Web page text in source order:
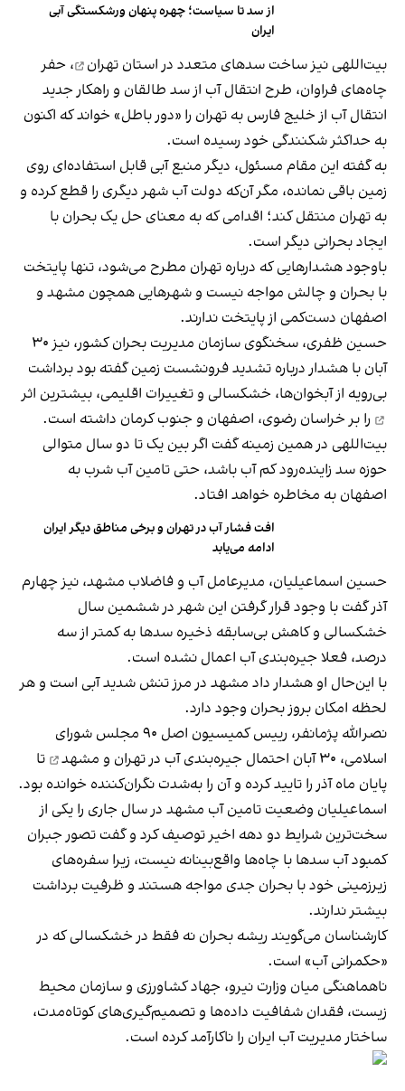
از سد تا سیاست؛ چهره پنهان ورشکستگی آبی
ایران
بیت‌اللهی نیز ساخت سدهای متعدد دراستان تهران
، حفر
چاه‌های فراوان، طرح انتقال آب از سد طالقان و راهکار جدید
انتقال آب از خلیج فارس به تهران را «دور باطل» خواند که اکنون
به حداکثر شکنندگی خود رسیده است.
به گفته این مقام مسئول، دیگر منبع آبی قابل استفاده‌ای روی
زمین باقی نمانده، مگر آن‌که دولت آب شهر دیگری را قطع کرده و
به تهران منتقل کند؛ اقدامی که به معنای حل یک بحران با
ایجاد بحرانی دیگر است.
باوجود هشدارهایی که درباره تهران مطرح می‌شود، تنها پایتخت
با بحران و چالش مواجه نیست و شهرهایی همچون مشهد و
اصفهان دست‌کمی از پایتخت ندارند.
حسین ظفری، سخنگوی سازمان مدیریت بحران کشور، نیز ۳۰
آبان با هشدار درباره تشدید فرونشست زمین گفته بود برداشت
بی‌رویه از آبخوان‌ها، خشکسالی و تغییرات اقلیمی، بیشترین اثر
را بر خراسان رضوی، اصفهان و جنوب کرمان داشته است.
بیت‌اللهی در همین زمینه گفت اگر بین یک تا دو سال متوالی
حوزه سد زاینده‌رود کم آب باشد، حتی تامین آب شرب به
اصفهان به مخاطره خواهد افتاد.
افت فشار آب در تهران و برخی مناطق دیگر ایران
ادامه می‌یابد
حسین اسماعیلیان، مدیرعامل آب و فاضلاب مشهد، نیز چهارم
آذر گفت با وجود قرار گرفتن این شهر در ششمین سال
خشکسالی و کاهش بی‌سابقه ذخیره سدها به کمتر از سه
درصد، فعلا جیره‌بندی آب اعمال نشده است.
با این‌حال او هشدار داد مشهد در مرز تنش شدید آبی است و هر
لحظه امکان بروز بحران وجود دارد.
نصرالله پژمانفر، رییس کمیسیون اصل ۹۰ مجلس شورای
اسلامی، ۳۰ آبان
احتمال جیره‌بندی آب در تهران و مشهد
تا
پایان ماه آذر را تایید کرده و آن را به‌شدت نگران‌کننده خوانده بود.
اسماعیلیان وضعیت تامین آب مشهد در سال جاری را یکی از
سخت‌ترین شرایط دو دهه اخیر توصیف کرد و گفت تصور جبران
کمبود آب سدها با چاه‌ها واقع‌بینانه نیست، زیرا سفره‌های
زیرزمینی خود با بحران جدی مواجه هستند و ظرفیت برداشت
بیشتر ندارند.
کارشناسان می‌گویند ریشه بحران نه فقط در خشکسالی که در
«حکمرانی آب» است.
ناهماهنگی میان وزارت نیرو، جهاد کشاورزی و سازمان محیط
زیست، فقدان شفافیت داده‌ها و تصمیم‌گیری‌های کوتاه‌مدت،
ساختار مدیریت آب ایران را ناکارآمد کرده است.